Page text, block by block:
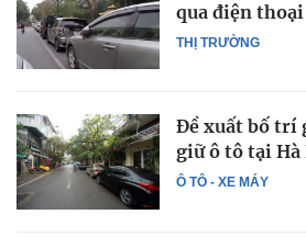
THỊ TRƯỜNG
qua điện
Ô TÔ - XE MÁY
Đề xuất bố trí
giữ ô tô tại Hà